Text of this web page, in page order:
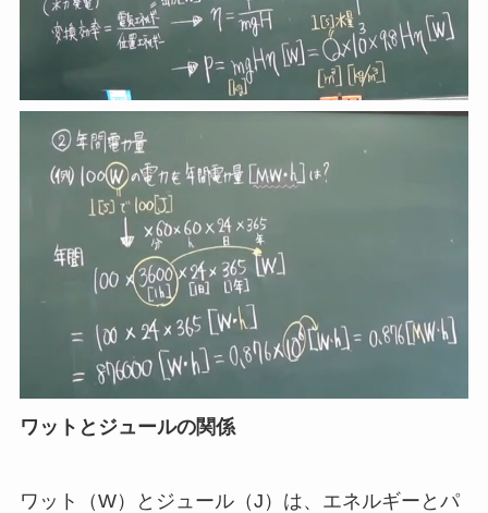
ワットとジュールの関係
ワット（W）とジュール（J）は、エネルギーとパ